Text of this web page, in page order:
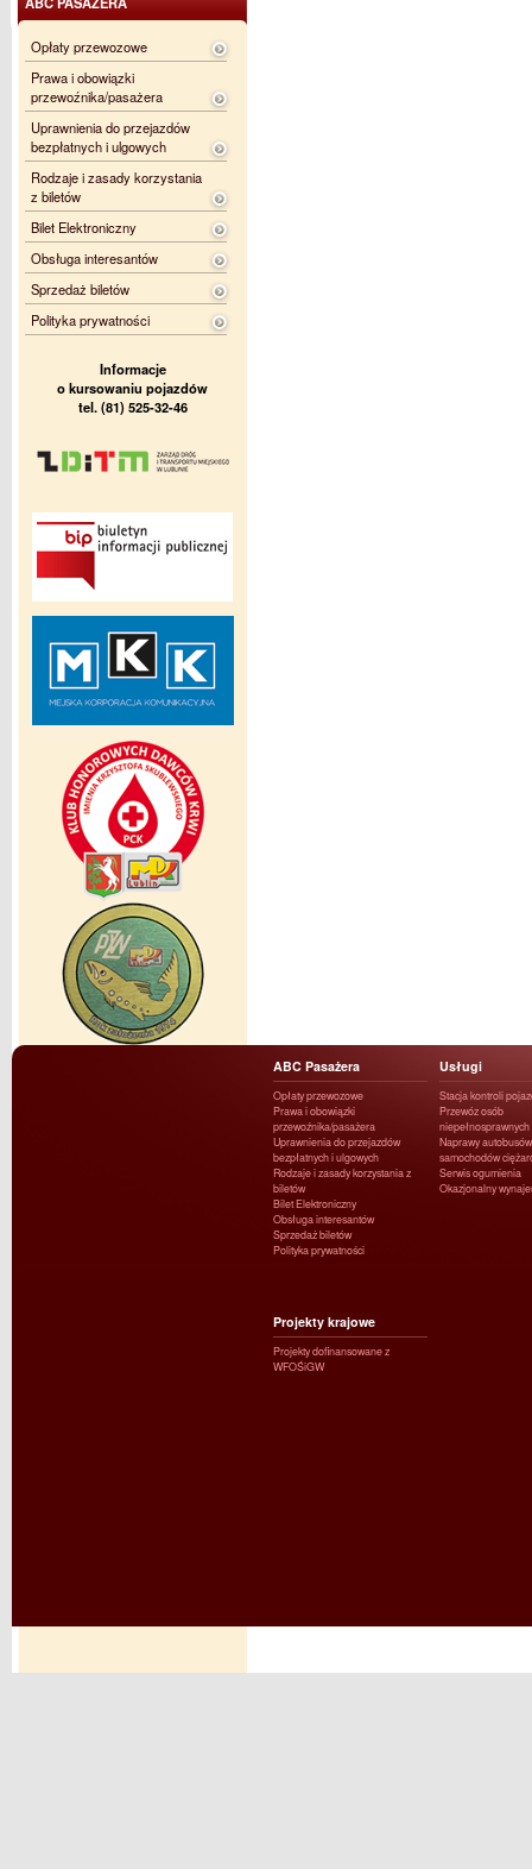
Opłaty przewozowe
Prawa i obowiązki
przewoźnika/pasażera
Uprawnienia do przejazdów
bezpłatnych i ulgowych
Rodzaje i zasady korzystania
z biletów
Bilet Elektroniczny
Obsługa interesantów
Sprzedaż biletów
Polityka prywatności
Informacje
o kursowaniu pojazdów
tel. (81) 525-32-46
ABC Pasażera
Opłaty przewozowe
Prawa i obowiązki
przewoźnika/pasażera
Uprawnienia do przejazdów
bezpłatnych i ulgowych
Rodzaje i zasady korzystania z
biletów
Bilet Elektroniczny
Obsługa interesantów
Sprzedaż biletów
Polityka prywatności
Usługi
Stacja kontroli
Przewóz osób
niepełnosprawnych
Naprawy
samochodów
Serwis ogumienia
Okazjonalny
Projekty krajowe
Projekty dofinansowane z
WFOŚiGW